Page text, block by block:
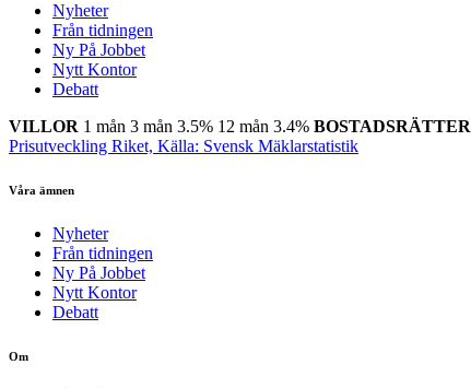
Nyheter
Från tidningen
Ny På Jobbet
Nytt Kontor
Debatt
VILLOR 1 mån 3 mån 3.5% 12 mån 3.4% BOSTADSRÄTTER
Prisutveckling Riket, Källa: Svensk Mäklarstatistik
Våra ämnen
Nyheter
Från tidningen
Ny På Jobbet
Nytt Kontor
Debatt
Om